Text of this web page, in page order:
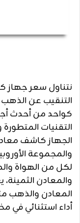
نتناول سعر
التنقيب عن الذهب
كواحد من أحدث
التقنيات
والمجموعة
لكل من الهواة
والمعادن الثمينة،
المعادن والذهب
أداء استثنائي